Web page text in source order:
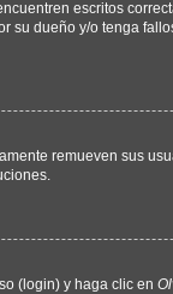
escritos
su dueño y/o tenga
remueven sus
(login) y haga clic en